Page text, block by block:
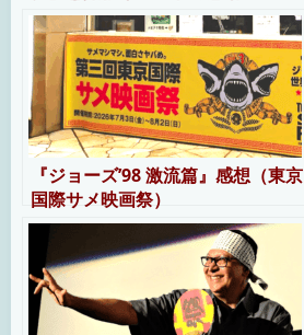
『ジョーズ’98 激流篇』感想（東京
国際サメ映画祭）